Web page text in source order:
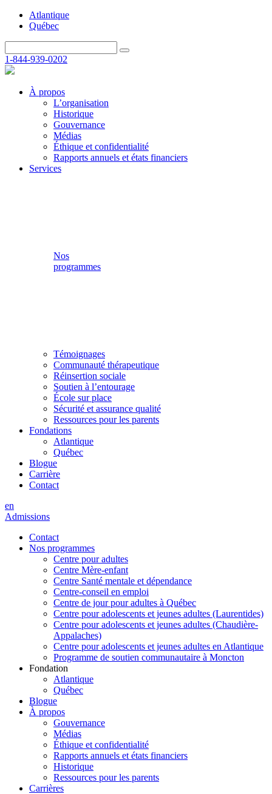
Atlantique
Québec
1-844-939-0202
À propos
L’organisation
Historique
Gouvernance
Médias
Éthique et confidentialité
Rapports annuels et états financiers
Services
Nos
programmes
Témoignages
Communauté thérapeutique
Réinsertion sociale
Soutien à l’entourage
École sur place
Sécurité et assurance qualité
Ressources pour les parents
Fondations
Atlantique
Québec
Blogue
Carrière
Contact
en
Admissions
Contact
Nos programmes
Centre pour adultes
Centre Mère-enfant
Centre Santé mentale et dépendance
Centre-conseil en emploi
Centre de jour pour adultes à Québec
Centre pour adolescents et jeunes adultes (Laurentides)
Centre pour adolescents et jeunes adultes (Chaudière-
Appalaches)
Centre pour adolescents et jeunes adultes en Atlantique
Programme de soutien communautaire à Moncton
Fondation
Atlantique
Québec
Blogue
À propos
Gouvernance
Médias
Éthique et confidentialité
Rapports annuels et états financiers
Historique
Ressources pour les parents
Carrières